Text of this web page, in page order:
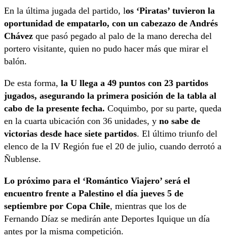
En la última jugada del partido, los ‘Piratas’ tuvieron la
oportunidad de empatarlo, con un cabezazo de Andrés
Chávez que pasó pegado al palo de la mano derecha del
portero visitante, quien no pudo hacer más que mirar el
balón.
De esta forma, la U llega a 49 puntos con 23 partidos
jugados, asegurando la primera posición de la tabla al
cabo de la presente fecha. Coquimbo, por su parte, queda
en la cuarta ubicación con 36 unidades, y no sabe de
victorias desde hace siete partidos. El último triunfo del
elenco de la IV Región fue el 20 de julio, cuando derrotó a
Ñublense.
Lo próximo para el ‘Romántico Viajero’ será el
encuentro frente a Palestino el día jueves 5 de
septiembre por Copa Chile, mientras que los de
Fernando Díaz se medirán ante Deportes Iquique un día
antes por la misma competición.